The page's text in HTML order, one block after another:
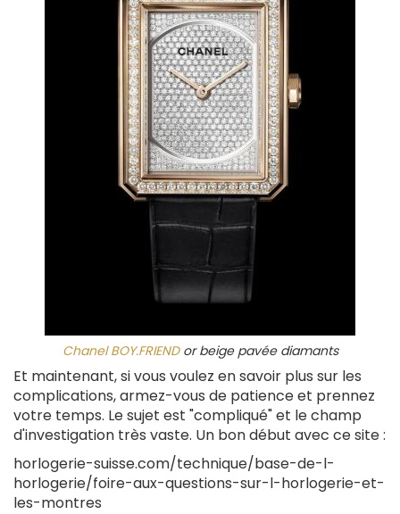
Chanel BOY.FRIEND or beige pavée diamants
Et maintenant, si vous voulez en savoir plus sur les
complications, armez-vous de patience et prennez
votre temps. Le sujet est "compliqué" et le champ
d'investigation très vaste. Un bon début avec ce site :
horlogerie-suisse.com/technique/base-de-l-
horlogerie/foire-aux-questions-sur-l-horlogerie-et-
les-montres